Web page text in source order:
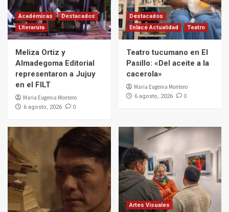
Académicas
Destacados
Literarura
Meliza Ortiz y
Almadegoma Editorial
representaron a Jujuy
en el FILT
Maria Eugenia Montero
6 agosto, 2026 0
Destacados
Enlace Actualidad
Teatro
Teatro tucumano en El
Pasillo: «Del aceite a la
cacerola»
Maria Eugenia Montero
6 agosto, 2026 0
Artes Visuales